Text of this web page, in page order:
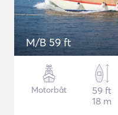
M/B 59 ft
Motorbåt
59 ft
18 m